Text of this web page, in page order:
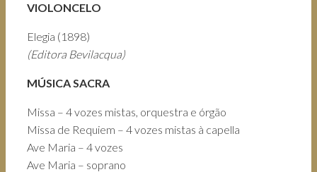
VIOLONCELO
Elegia (1898)
(Editora Bevilacqua)
MÚSICA SACRA
Missa – 4 vozes mistas, orquestra e órgão
Missa de Requiem – 4 vozes mistas à capella
Ave Maria – 4 vozes
Ave Maria – soprano